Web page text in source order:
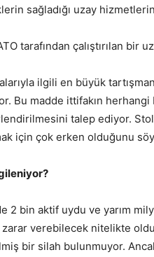
sağladığı uzay
tarafından çalıştırılan
ilgili en büyük
Bu madde ittifakın herhangi
talep ediyor.
için çok erken olduğunu
2 bin aktif uydu ve yarım
verebilecek nitelikte
bir silah bulunmuyor.